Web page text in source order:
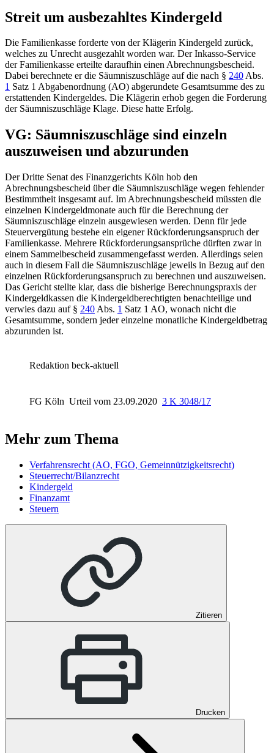
Streit um ausbezahltes Kindergeld
Die Familienkasse forderte von der Klägerin Kindergeld zurück,
welches zu Unrecht ausgezahlt worden war. Der Inkasso-Service
der Familienkasse erteilte daraufhin einen Abrechnungsbescheid.
Dabei berechnete er die Säumniszuschläge auf die nach § 240Abs.
1 Satz 1 Abgabenordnung (AO) abgerundete Gesamtsumme des zu
erstattenden Kindergeldes. Die Klägerin erhob gegen die Forderung
der Säumniszuschläge Klage. Diese hatte Erfolg.
VG: Säumniszuschläge sind einzeln
auszuweisen und abzurunden
Der Dritte Senat des Finanzgerichts Köln hob den
Abrechnungsbescheid über die Säumniszuschläge wegen fehlender
Bestimmtheit insgesamt auf. Im Abrechnungsbescheid müssten die
einzelnen Kindergeldmonate auch für die Berechnung der
Säumniszuschläge einzeln ausgewiesen werden. Denn für jede
Steuervergütung bestehe ein eigener Rückforderungsanspruch der
Familienkasse. Mehrere Rückforderungsansprüche dürften zwar in
einem Sammelbescheid zusammengefasst werden. Allerdings seien
auch in diesem Fall die Säumniszuschläge jeweils in Bezug auf den
einzelnen Rückforderungsanspruch zu berechnen und auszuweisen.
Das Gericht stellte klar, dass die bisherige Berechnungspraxis der
Kindergeldkassen die Kindergeldberechtigten benachteilige und
verwies dazu auf § 240 Abs. 1 Satz 1 AO, wonach nicht die
Gesamtsumme, sondern jeder einzelne monatliche Kindergeldbetrag
abzurunden ist.
Redaktion beck-aktuell
FG Köln Urteil vom 23.09.2020 3 K 3048/17
Mehr zum Thema
Verfahrensrecht (AO, FGO, Gemeinnützigkeitsrecht)
Steuerrecht/Bilanzrecht
Kindergeld
Finanzamt
Steuern
Zitieren
Drucken